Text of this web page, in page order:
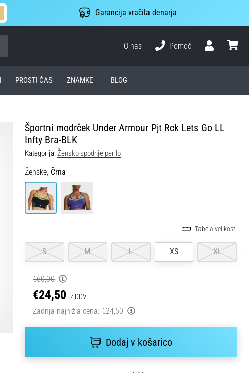
Garancija vračila denarja
O nas
Pomoč
PROSTI ČAS ZNAMKE BLOG
Športni modrček Under Armour Pjt Rck Lets Go LL
Infty Bra-BLK
Kategorija:Žensko spodnje perilo
Ženske, Črna
Tabela velikosti
S M L XS XL
€60,00
€24,50 z DDV
Zadnja najnižja cena: €24,50
Dodaj v košarico